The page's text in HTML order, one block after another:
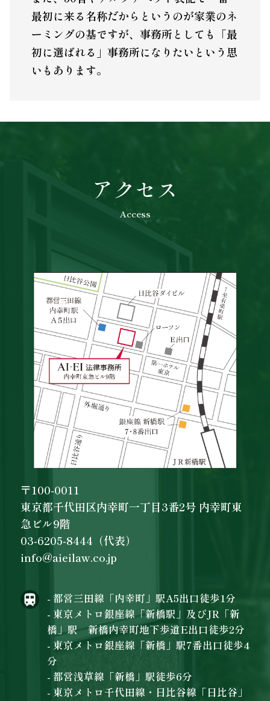
最初に来る名称だからというのが家業のネ
ーミングの基ですが、事務所としても「最
初に選ばれる」事務所になりたいという思
いもあります。
アクセス
Access
〒100-0011
東京都千代田区内幸町一丁目3番2号 内幸町東
急ビル9階
03-6205-8444（代表）
info@aieilaw.co.jp
- 都営三田線「内幸町」駅A5出口徒歩1分
- 東京メトロ銀座線「新橋駅」及びJR「新
橋」駅 新橋内幸町地下歩道E出口徒歩2分
- 東京メトロ銀座線「新橋」駅7番出口徒歩4
分
- 都営浅草線「新橋」駅徒歩6分
- 東京メトロ千代田線・日比谷線「日比谷」